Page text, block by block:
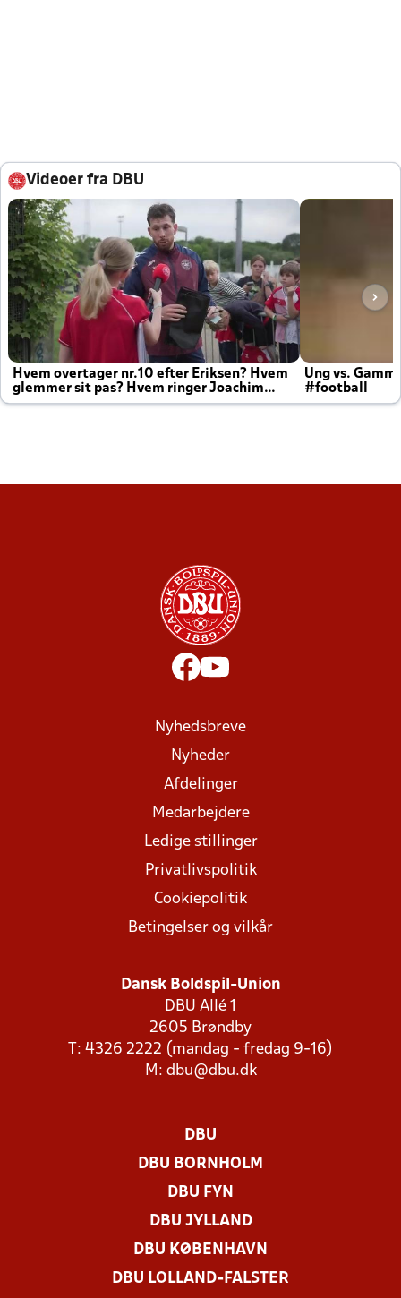
Videoer fra DBU
Hvem overtager nr.10 efter Eriksen? Hvem
glemmer sit pas? Hvem ringer Joachim
altid til efter kampe?
Ung vs.
#football
Nyhedsbreve
Nyheder
Afdelinger
Medarbejdere
Ledige stillinger
Privatlivspolitik
Cookiepolitik
Betingelser og vilkår
Dansk Boldspil-Union
DBU Allé 1
2605 Brøndby
T: 4326 2222 (mandag - fredag 9-16)
M: dbu@dbu.dk
DBU
DBU BORNHOLM
DBU FYN
DBU JYLLAND
DBU KØBENHAVN
DBU LOLLAND-FALSTER